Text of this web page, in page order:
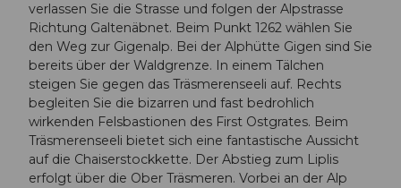
verlassen Sie die Strasse und folgen der Alpstrasse
Richtung Galtenäbnet. Beim Punkt 1262 wählen Sie
den Weg zur Gigenalp. Bei der Alphütte Gigen sind Sie
bereits über der Waldgrenze. In einem Tälchen
steigen Sie gegen das Träsmerenseeli auf. Rechts
begleiten Sie die bizarren und fast bedrohlich
wirkenden Felsbastionen des First Ostgrates. Beim
Träsmerenseeli bietet sich eine fantastische Aussicht
auf die Chaiserstockkette. Der Abstieg zum Liplis
erfolgt über die Ober Träsmeren. Vorbei an der Alp